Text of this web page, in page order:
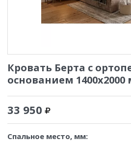
Кровать Берта с
основанием
33 950
Спальное место, мм: